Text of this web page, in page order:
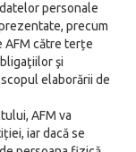
personale
precum
AFM către terțe
şi
elaborării de
AFM va
iar dacă se